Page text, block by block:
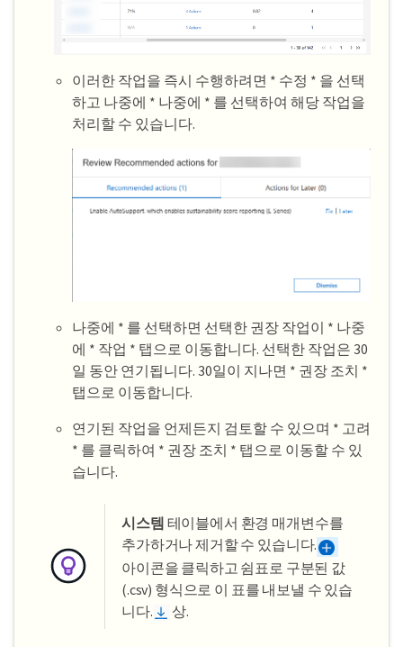
이러한 작업을 즉시 수행하려면 * 수정 * 을 선택
하고 나중에 * 나중에 * 를 선택하여 해당 작업을
처리할 수 있습니다.
나중에 * 를 선택하면 선택한 권장 작업이 * 나중
에 * 작업 * 탭으로 이동합니다. 선택한 작업은 30
일 동안 연기됩니다. 30일이 지나면 * 권장 조치 *
탭으로 이동합니다.
연기된 작업을 언제든지 검토할 수 있으며 * 고려
* 를 클릭하여 * 권장 조치 * 탭으로 이동할 수 있
습니다.
시스템 테이블에서 환경 매개변수를
추가하거나 제거할 수 있습니다.
아이콘을 클릭하고 쉼표로 구분된 값
(.csv) 형식으로 이 표를 내보낼 수 있습
니다.
상.